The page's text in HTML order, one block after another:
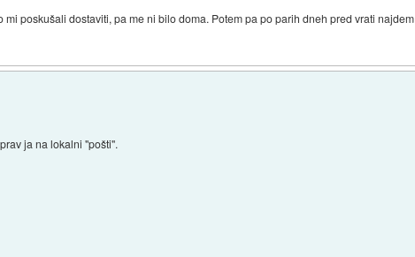
poskušali dostaviti, pa me ni bilo doma. Potem pa po parih dneh pred vrati najdem
ja na lokalni "pošti".